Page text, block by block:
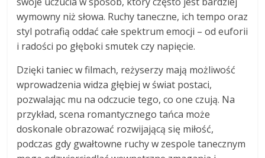
wymowny niż słowa. Ruchy taneczne, ich tempo oraz
styl potrafią oddać całe spektrum emocji – od euforii
i radości po głęboki smutek czy napięcie.
Dzięki taniec w filmach, reżyserzy mają możliwość
wprowadzenia widza głębiej w świat postaci,
pozwalając mu na odczucie tego, co one czują. Na
przykład, scena romantycznego tańca może
doskonale obrazować rozwijającą się miłość,
podczas gdy gwałtowne ruchy w zespole tanecznym